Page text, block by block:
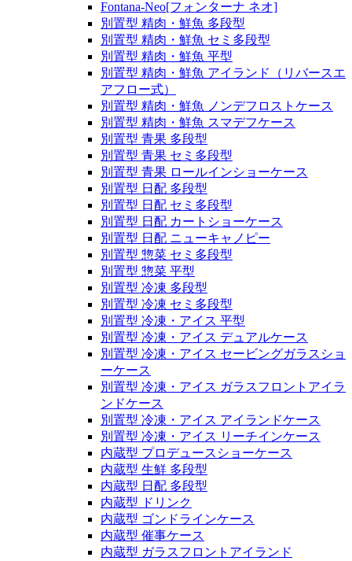
Fontana-Neo[フォンターナ ネオ]
別置型 精肉・鮮魚 多段型
別置型 精肉・鮮魚 セミ多段型
別置型 精肉・鮮魚 平型
別置型 精肉・鮮魚 アイランド（リバースエ
アフロー式）
別置型 精肉・鮮魚 ノンデフロストケース
別置型 精肉・鮮魚 スマデフケース
別置型 青果 多段型
別置型 青果 セミ多段型
別置型 青果 ロールインショーケース
別置型 日配 多段型
別置型 日配 セミ多段型
別置型 日配 カートショーケース
別置型 日配 ニューキャノピー
別置型 惣菜 セミ多段型
別置型 惣菜 平型
別置型 冷凍 多段型
別置型 冷凍 セミ多段型
別置型 冷凍・アイス 平型
別置型 冷凍・アイス デュアルケース
別置型 冷凍・アイス セービングガラスショ
ーケース
別置型 冷凍・アイス ガラスフロントアイラ
ンドケース
別置型 冷凍・アイス アイランドケース
別置型 冷凍・アイス リーチインケース
内蔵型 プロデュースショーケース
内蔵型 生鮮 多段型
内蔵型 日配 多段型
内蔵型 ドリンク
内蔵型 ゴンドラインケース
内蔵型 催事ケース
内蔵型 ガラスフロントアイランド